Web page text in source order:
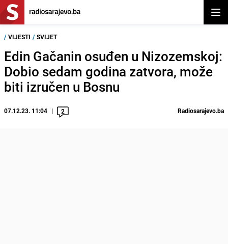
/ VIJESTI / SVIJET
Edin Gačanin osuđen u Nizozemskoj:
Dobio sedam godina zatvora, može
biti izručen u Bosnu
07.12.23. 11:04 2 Radiosarajevo.ba